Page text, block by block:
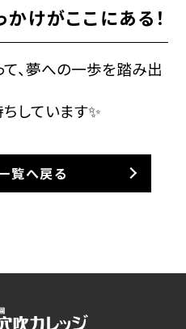
けがここにある！
、夢への一歩を踏み出
しています✨
覧へ戻る